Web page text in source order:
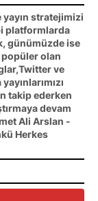
stratejimizi
platformlarda
günümüzde ise
popüler olan
ve
takip ederken
devam
Ali Arslan -
Herkes